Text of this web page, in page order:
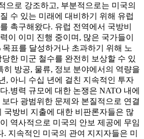
으로 강조하고, 부분적으로는 미국의
수 있는 미래에 대비하기 위해 유럽
촉구해왔다. 유럽 전역에서 국방비
이 이미 진행 중이며, 많은 국가들이
목표를 달성하거나 초과하기 위해 노
한 미군 철수를 완전히 보상할 수 있
히 방공, 물류, 정보 분야에서의 역량을
, 아니 수십 년에 걸친 지속적인 투자
.병력 규모에 대한 논쟁은 NATO 내에
다 광범위한 문제와 본질적으로 연결
국방비 지출에 대한 비판론자들은 많
역사적으로 미국의 안보 제공에 무임
지속적인 미국의 관여 지지자들은 미